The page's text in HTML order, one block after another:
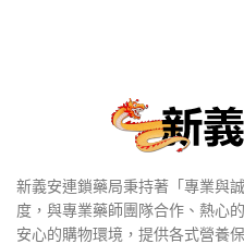
新義安連鎖藥局秉持著「專業與
度，與專業藥師團隊合作、熱心
安心的購物環境，提供各式營養